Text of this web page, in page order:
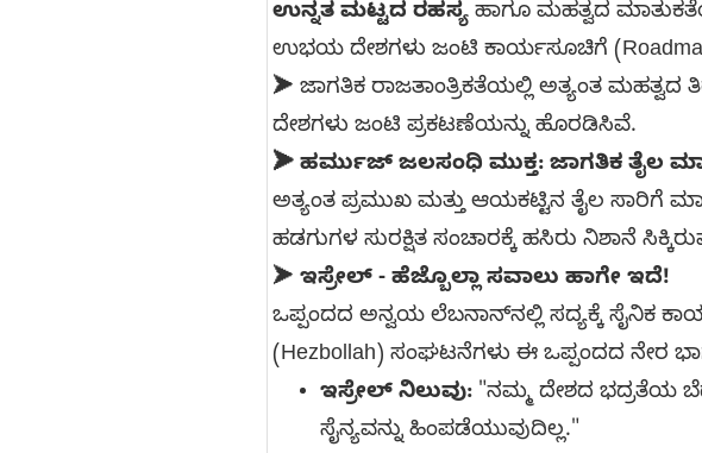
ಉನ್ನತ ಮಟ್ಟದ ರಹಸ್ಯ ಹಾಗೂ ಮಹತ್ವದ
ಉಭಯ ದೇಶಗಳು ಜಂಟಿ ಕಾರ್ಯಸೂಚಿಗೆ
➤ ಜಾಗತಿಕ ರಾಜತಾಂತ್ರಿಕತೆಯಲ್ಲಿ ಅತ್ಯಂತ ಮಹತ್ವದ
ದೇಶಗಳು ಜಂಟಿ ಪ್ರಕಟಣೆಯನ್ನು ಹೊರಡಿಸಿವೆ.
➤ ಹರ್ಮುಜ್ ಜಲಸಂಧಿ ಮುಕ್ತ: ಜಾಗತಿಕ ತೈಲ
ಅತ್ಯಂತ ಪ್ರಮುಖ ಮತ್ತು ಆಯಕಟ್ಟಿನ ತೈಲ ಸಾರಿಗೆ
ಹಡಗುಗಳ ಸುರಕ್ಷಿತ ಸಂಚಾರಕ್ಕೆ ಹಸಿರು ನಿಶಾನೆ
➤ ಇಸ್ರೇಲ್ - ಹೆಜ್ಬೊಲ್ಲಾ ಸವಾಲು ಹಾಗೇ ಇದೆ!
ಒಪ್ಪಂದದ ಅನ್ವಯ ಲೆಬನಾನ್‌ನಲ್ಲಿ ಸದ್ಯಕ್ಕೆ ಸೈನಿಕ
(Hezbollah) ಸಂಘಟನೆಗಳು ಈ ಒಪ್ಪಂದದ ನೇರ
ಇಸ್ರೇಲ್ ನಿಲುವು: "ನಮ್ಮ ದೇಶದ ಭದ್ರತೆಯ
ಸೈನ್ಯವನ್ನು ಹಿಂಪಡೆಯುವುದಿಲ್ಲ."